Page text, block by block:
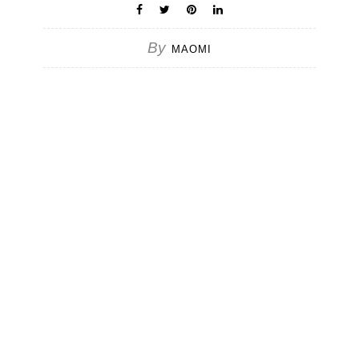
By MAOMI